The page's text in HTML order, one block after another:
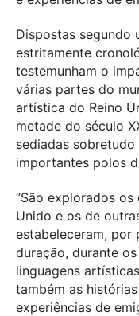
Dispostas segundo
estritamente
testemunham o
várias partes do
artística do Reino
metade do século
sediadas
importantes polos
“São explorados
Unido e os de
estabeleceram, por
duração, durante
linguagens
também as
experiências de